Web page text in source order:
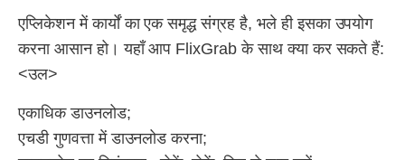
एप्लिकेशन में कार्यों का एक समृद्ध संग्रह है, भले ही इसका उपयोग
करना आसान हो। यहाँ आप FlixGrab के साथ क्या कर सकते हैं:
<उल>
एकाधिक डाउनलोड;
एचडी गुणवत्ता में डाउनलोड करना;